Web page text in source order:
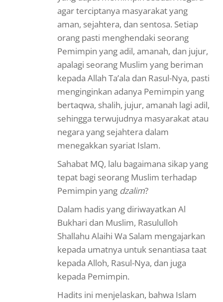
agar terciptanya masyarakat yang
aman, sejahtera, dan sentosa. Setiap
orang pasti menghendaki seorang
Pemimpin yang adil, amanah, dan jujur,
apalagi seorang Muslim yang beriman
kepada Allah Ta’ala dan Rasul-Nya, pasti
menginginkan adanya Pemimpin yang
bertaqwa, shalih, jujur, amanah lagi adil,
sehingga terwujudnya masyarakat atau
negara yang sejahtera dalam
menegakkan syariat Islam.
Sahabat MQ, lalu bagaimana sikap yang
tepat bagi seorang Muslim terhadap
Pemimpin yang dzalim?
Dalam hadis yang diriwayatkan Al
Bukhari dan Muslim, Rasululloh
Shallahu Alaihi Wa Salam mengajarkan
kepada umatnya untuk senantiasa taat
kepada Alloh, Rasul-Nya, dan juga
kepada Pemimpin.
Hadits ini menjelaskan, bahwa Islam